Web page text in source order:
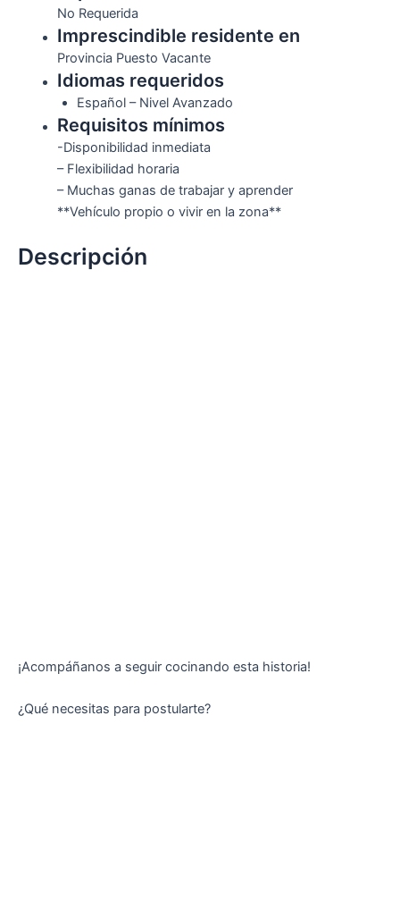
No Requerida
Imprescindible residente en
Provincia Puesto Vacante
Idiomas requeridos
Español – Nivel Avanzado
Requisitos mínimos
-Disponibilidad inmediata
– Flexibilidad horaria
– Muchas ganas de trabajar y aprender
**Vehículo propio o vivir en la zona**
Descripción
¡Acompáñanos a seguir cocinando esta historia!
¿Qué necesitas para postularte?